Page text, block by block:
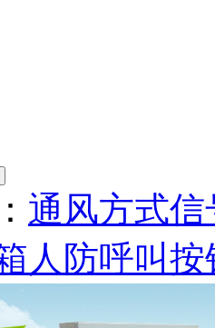
通风方式
人防呼叫按